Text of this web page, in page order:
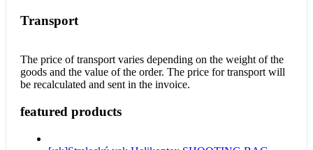
Transport
The price of transport varies depending on the weight of the
goods and the value of the order. The price for transport will
be recalculated and sent in the invoice.
featured products